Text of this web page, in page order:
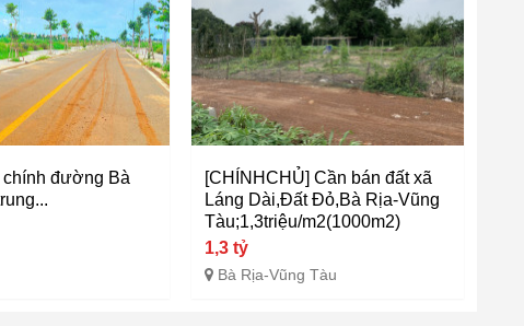
chính đường Bà
[CHÍNHCHỦ] Cần bán đất xã
Láng Dài,Đất Đỏ,Bà Rịa-Vũng
Tàu;1,3triệu/m2(1000m2)
1,3 tỷ
Bà Rịa-Vũng Tàu